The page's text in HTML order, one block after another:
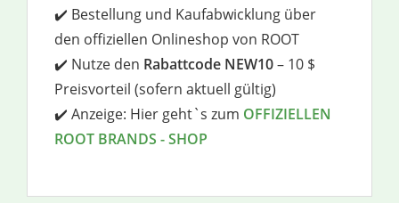
✔️ Bestellung und Kaufabwicklung über
den offiziellen Onlineshop von ROOT
✔️ Nutze den Rabattcode NEW10– 10 $
Preisvorteil (sofern aktuell gültig)
✔️ Anzeige: Hier geht`s zum OFFIZIELLEN
ROOT BRANDS - SHOP